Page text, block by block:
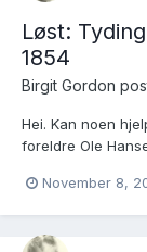
Løst:
1854
Birgit Gordon
Hei. Kan noen
foreldre Ole
Thomassen(?), ???
https:/...
November 8,